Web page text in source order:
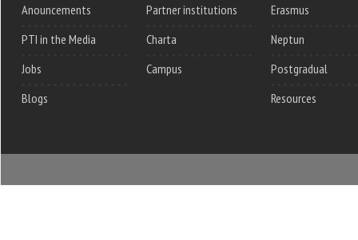
Anouncements
PTI in the Media
Jobs
Blogs
Partner institutions
Charta
Campus
Erasmus
Neptun
Postgradual
Resources